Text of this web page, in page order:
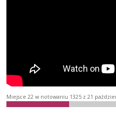
Miejsce 22 w notowaniu 1325 z 21